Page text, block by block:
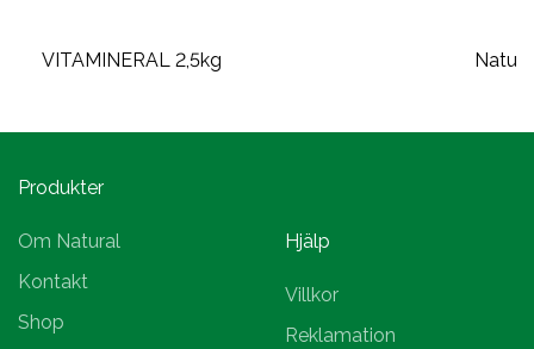
VITAMINERAL 2,5kg
Produkter
Om Natural
Kontakt
Shop
Hjälp
Villkor
Reklamation